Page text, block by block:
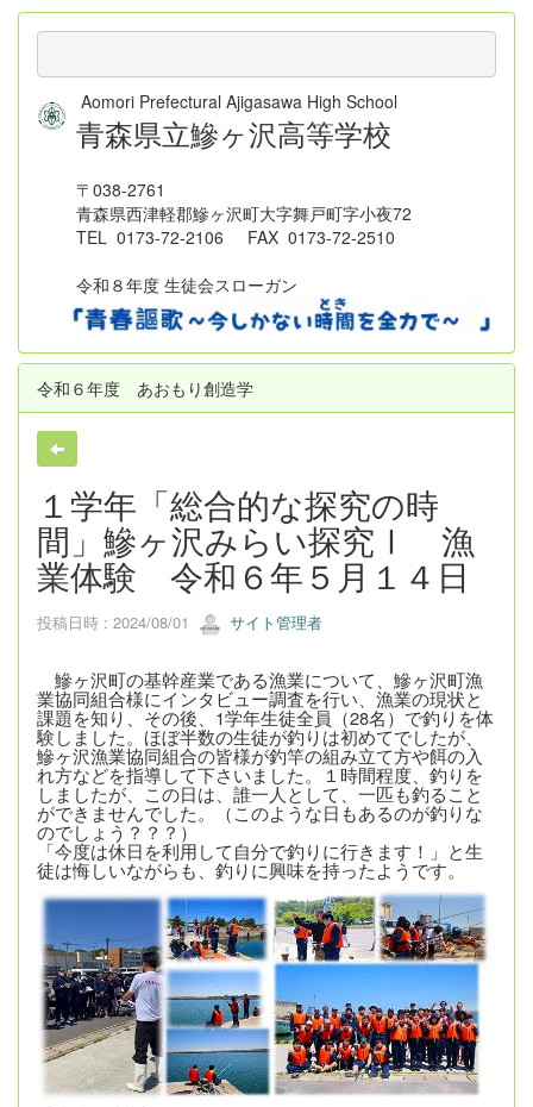
Aomori Prefectural Ajigasawa High School
青森県立鰺ヶ沢高等学校
〒038-2761
青森県西津軽郡鰺ヶ沢町大字舞戸町字小夜72
TEL 0173-72-2106 FAX 0173-72-2510
令和８年度 生徒会スローガン
令和６年度 あおもり創造学
１学年「総合的な探究の時
間」鰺ヶ沢みらい探究Ⅰ 漁
業体験 令和６年５月１４日
投稿日時 : 2024/08/01 サイト管理者
鰺ヶ沢町の基幹産業である漁業について、鰺ヶ沢町漁
業協同組合様にインタビュー調査を行い、漁業の現状と
課題を知り、その後、1学年生徒全員（28名）で釣りを体
験しました。ほぼ半数の生徒が釣りは初めてでしたが、
鰺ヶ沢漁業協同組合の皆様が釣竿の組み立て方や餌の入
れ方などを指導して下さいました。１時間程度、釣りを
しましたが、この日は、誰一人として、一匹も釣ること
ができませんでした。（このような日もあるのが釣りな
のでしょう？？？）
「今度は休日を利用して自分で釣りに行きます！」と生
徒は悔しいながらも、釣りに興味を持ったようです。